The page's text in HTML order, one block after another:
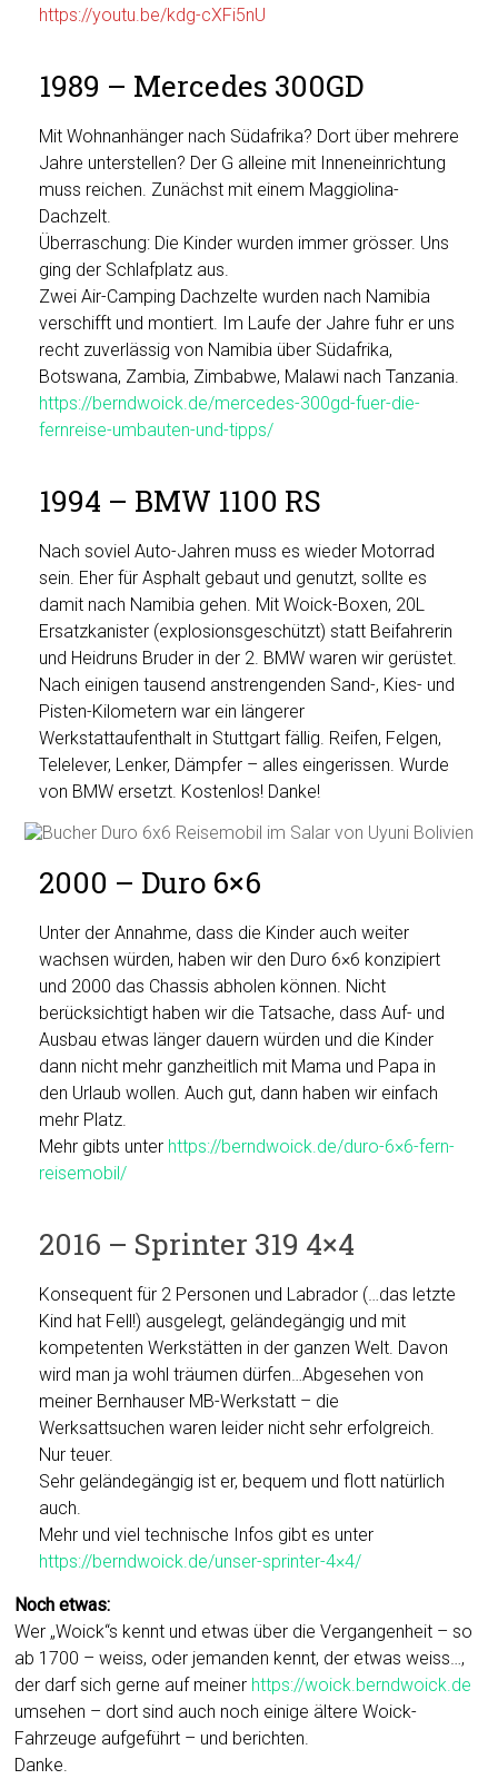
https://youtu.be/kdg-cXFi5nU
1989 – Mercedes 300GD
Mit Wohnanhänger nach Südafrika? Dort über mehrere
Jahre unterstellen? Der G alleine mit Inneneinrichtung
muss reichen. Zunächst mit einem Maggiolina-
Dachzelt.
Überraschung: Die Kinder wurden immer grösser. Uns
ging der Schlafplatz aus.
Zwei Air-Camping Dachzelte wurden nach Namibia
verschifft und montiert. Im Laufe der Jahre fuhr er uns
recht zuverlässig von Namibia über Südafrika,
Botswana, Zambia, Zimbabwe, Malawi nach Tanzania.
https://berndwoick.de/mercedes-300gd-fuer-die-
fernreise-umbauten-und-tipps/
1994 – BMW 1100 RS
Nach soviel Auto-Jahren muss es wieder Motorrad
sein. Eher für Asphalt gebaut und genutzt, sollte es
damit nach Namibia gehen. Mit Woick-Boxen, 20L
Ersatzkanister (explosionsgeschützt) statt Beifahrerin
und Heidruns Bruder in der 2. BMW waren wir gerüstet.
Nach einigen tausend anstrengenden Sand-, Kies- und
Pisten-Kilometern war ein längerer
Werkstattaufenthalt in Stuttgart fällig. Reifen, Felgen,
Telelever, Lenker, Dämpfer – alles eingerissen. Wurde
von BMW ersetzt. Kostenlos! Danke!
2000 – Duro 6×6
Unter der Annahme, dass die Kinder auch weiter
wachsen würden, haben wir den Duro 6×6 konzipiert
und 2000 das Chassis abholen können. Nicht
berücksichtigt haben wir die Tatsache, dass Auf- und
Ausbau etwas länger dauern würden und die Kinder
dann nicht mehr ganzheitlich mit Mama und Papa in
den Urlaub wollen. Auch gut, dann haben wir einfach
mehr Platz.
Mehr gibts unter https://berndwoick.de/duro-6×6-fern-
reisemobil/
2016 – Sprinter 319 4×4
Konsequent für 2 Personen und Labrador (…das letzte
Kind hat Fell!) ausgelegt, geländegängig und mit
kompetenten Werkstätten in der ganzen Welt. Davon
wird man ja wohl träumen dürfen…Abgesehen von
meiner Bernhauser MB-Werkstatt – die
Werksattsuchen waren leider nicht sehr erfolgreich.
Nur teuer.
Sehr geländegängig ist er, bequem und flott natürlich
auch.
Mehr und viel technische Infos gibt es unter
https://berndwoick.de/unser-sprinter-4×4/
Noch etwas:
Wer „Woick“s kennt und etwas über die Vergangenheit – so
ab 1700 – weiss, oder jemanden kennt, der etwas weiss…,
der darf sich gerne auf meiner https://woick.berndwoick.de
umsehen – dort sind auch noch einige ältere Woick-
Fahrzeuge aufgeführt – und berichten.
Danke.